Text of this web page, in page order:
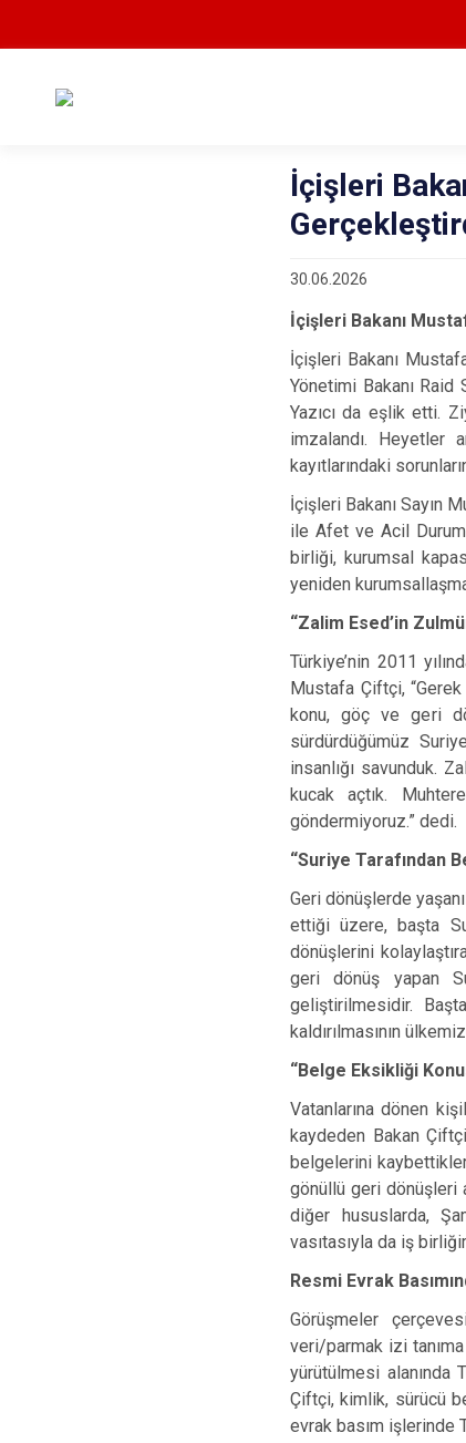
İçişleri
30.06.2026
İçişleri Bakanı
İçişleri Bakanı
Yönetimi Bakanı
Yazıcı da eşlik etti.
imzalandı. Heyetler
kayıtlarındaki
İçişleri Bakanı Sayın
ile Afet ve Acil Durum
birliği, kurumsal
yeniden
“Zalim Esed’in
Türkiye’nin 2011
Mustafa Çiftçi,
konu, göç ve geri
sürdürdüğümüz
insanlığı savunduk.
kucak açtık.
göndermiyoruz.” dedi.
“Suriye Tarafından
Geri dönüşlerde
ettiği üzere, başta
dönüşlerini
geri dönüş yapan
geliştirilmesidir.
kaldırılmasının
“Belge Eksikliği
Vatanlarına dönen
kaydeden Bakan
belgelerini
gönüllü geri dönüşleri
diğer hususlarda,
vasıtasıyla da iş
Resmi Evrak
Görüşmeler
veri/parmak izi
yürütülmesi
Çiftçi, kimlik, sürücü
evrak basım işlerinde